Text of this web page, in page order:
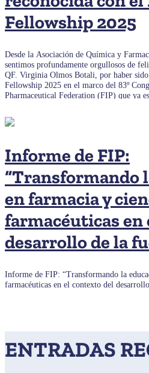
Fellowship 2025
Desde la Asociación de Química y
sentimos profundamente orgullosos de
QF. Virginia Olmos Botali, por haber
Fellowship 2025 en el marco del 83º
Pharmaceutical Federation (FIP) que ya
Informe de FIP:
“Transformando
en farmacia y
farmacéuticas
desarrollo de la
Informe de FIP: “Transformando la
farmacéuticas en el contexto del
ENTRADAS